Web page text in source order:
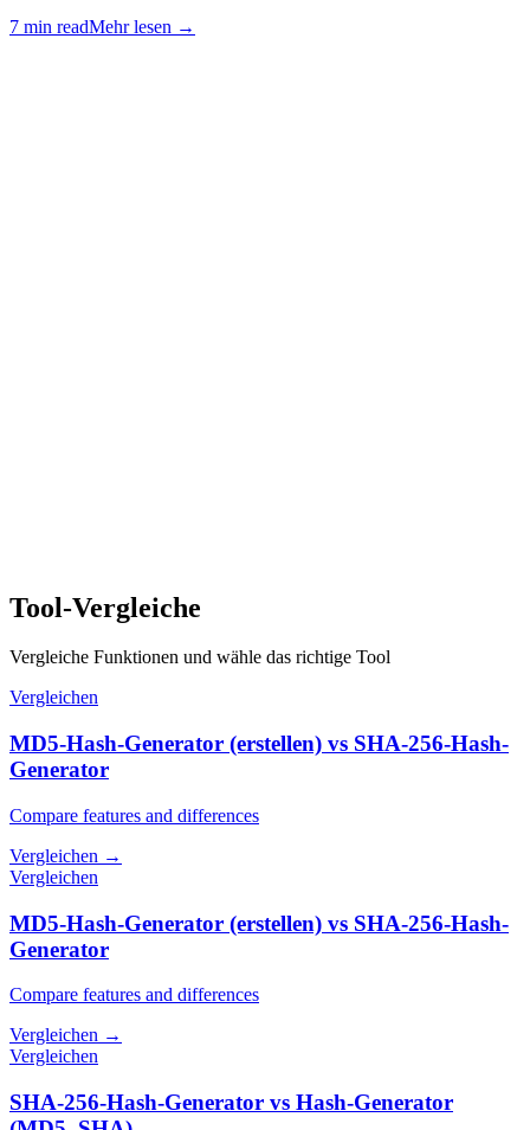
7 min readMehr lesen →
Tool-Vergleiche
Vergleiche Funktionen und wähle das richtige Tool
Vergleichen
MD5-Hash-Generator (erstellen) vs SHA-256-Hash-
Generator
Compare features and differences
Vergleichen →
Vergleichen
MD5-Hash-Generator (erstellen) vs SHA-256-Hash-
Generator
Compare features and differences
Vergleichen →
Vergleichen
SHA-256-Hash-Generator vs Hash-Generator